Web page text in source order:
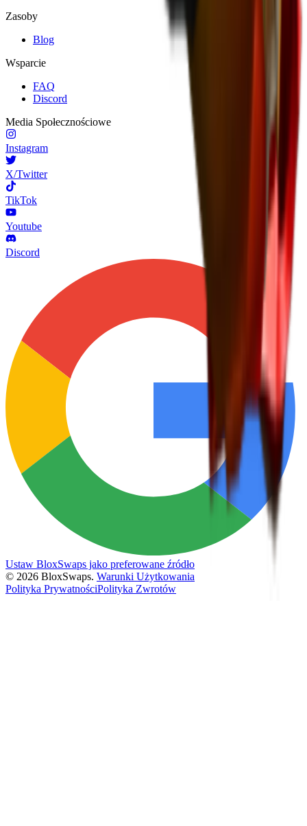
Zasoby
Blog
Wsparcie
FAQ
Discord
Media Społecznościowe
Instagram
X/Twitter
TikTok
Youtube
Discord
Ustaw BloxSwaps jako preferowane źródło
© 2026 BloxSwaps. Warunki Użytkowania
Polityka PrywatnościPolityka Zwrotów